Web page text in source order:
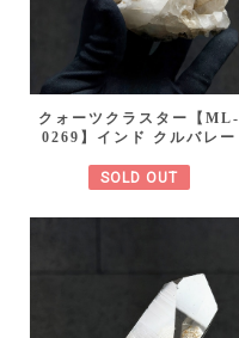
クォーツクラスター【ML-
0269】インド クルバレー
SOLD OUT